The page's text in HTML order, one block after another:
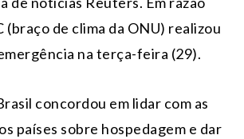
(braço de clima da ONU) realizou
na terça-feira (29).
concordou em lidar com as
países sobre hospedagem e dar